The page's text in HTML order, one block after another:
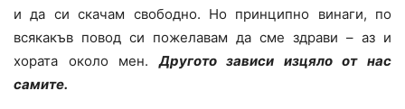
и да си скачам свободно. Но принципно винаги, по
всякакъв повод си пожелавам да сме здрави – аз и
хората около мен. Другото зависи изцяло от нас
самите.